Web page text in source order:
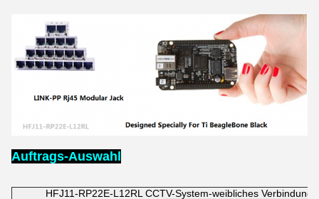
Auftrags-Auswahl
HFJ11-RP22E-L12RL CCTV-System-weibliches